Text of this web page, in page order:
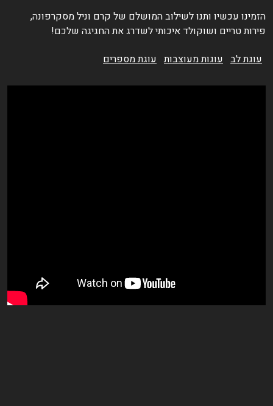
הזמינו עכשיו ותנו לשילוב המושלם של קרם וניל מסקרפונה,
פירות טריים ושוקולד איכותי לשדרג את החגיגה שלכם!
עוגת לב עוגות מעוצבות עוגת מספרים